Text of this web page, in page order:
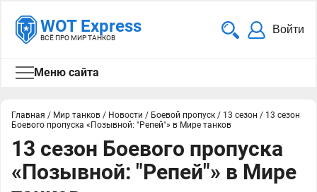
WOT Express
ВСЁ ПРО МИР ТАНКОВ
Войти
Меню сайта
Главная / Мир танков / Новости / Боевой пропуск / 13 сезон / 13 сезон
Боевого пропуска «Позывной: "Репей"» в Мире танков
13 сезон Боевого пропуска
«Позывной: "Репей"» в Мире